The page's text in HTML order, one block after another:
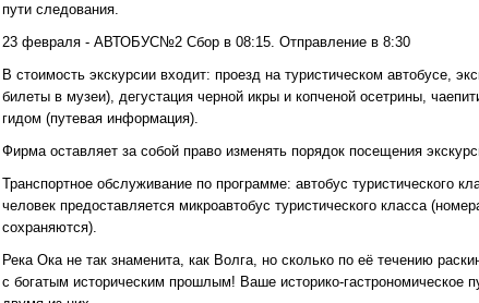
пути следования.
23 февраля - АВТОБУС№2 Сбор в 08:15. Отправление в 8:30
В стоимость экскурсии входит: проезд на туристическом автобусе,
билеты в музеи), дегустация черной икры и копченой осетрины,
гидом (путевая информация).
Фирма оставляет за собой право изменять порядок посещения
Транспортное обслуживание по программе: автобус туристического
человек предоставляется микроавтобус туристического класса
сохраняются).
Река Ока не так знаменита, как Волга, но сколько по её течению
с богатым историческим прошлым! Ваше историко-гастрономическое